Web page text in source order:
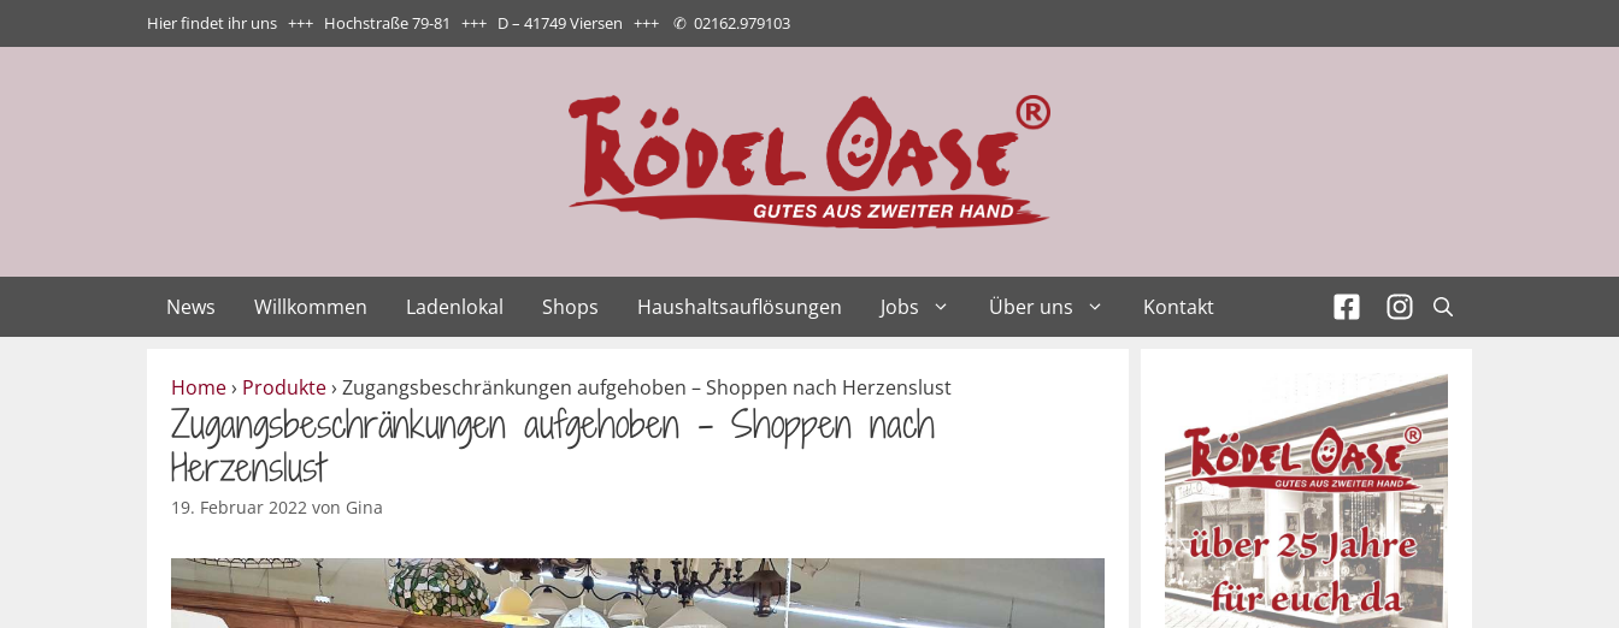
Inhalt
Hier findet ihr uns +++ Hochstraße 79-81 +++ D – 41749 Viersen +++ ✆ 02162.979103
News Willkommen Ladenlokal Shops Haushaltsauflösungen Jobs Über uns Kontakt
Home› Produkte› Zugangsbeschränkungen aufgehoben – Shoppen nach Herzenslust
Zugangsbeschränkungen aufgehoben – Shoppen nach
Herzenslust
19. Februar 2022 von Gina